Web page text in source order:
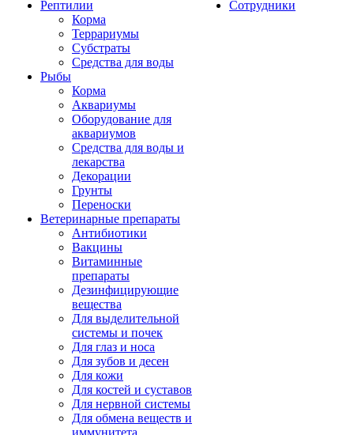
Рептилии
Корма
Террариумы
Субстраты
Средства для воды
Рыбы
Корма
Аквариумы
Оборудование для
аквариумов
Средства для воды и
лекарства
Декорации
Грунты
Переноски
Ветеринарные препараты
Антибиотики
Вакцины
Витаминные
препараты
Дезинфицирующие
вещества
Для выделительной
системы и почек
Для глаз и носа
Для зубов и десен
Для кожи
Для костей и суставов
Для нервной системы
Для обмена веществ и
иммунитета
Сотрудники